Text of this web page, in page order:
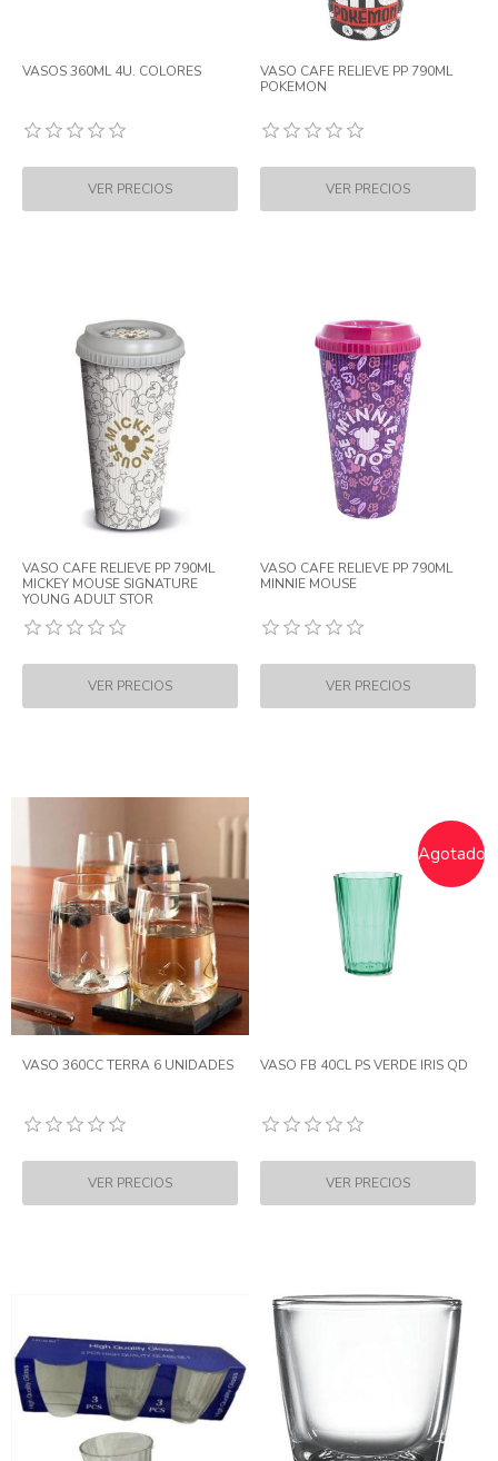
VASOS 360ML 4U. COLORES
VASO CAFE RELIEVE PP 790ML
POKEMON
VASO CAFE RELIEVE PP 790ML
MICKEY MOUSE SIGNATURE
YOUNG ADULT STOR
VASO CAFE RELIEVE PP 790ML
MINNIE MOUSE
VASO 360CC TERRA 6 UNIDADES
Agotado
VASO FB 40CL PS VERDE IRIS QD